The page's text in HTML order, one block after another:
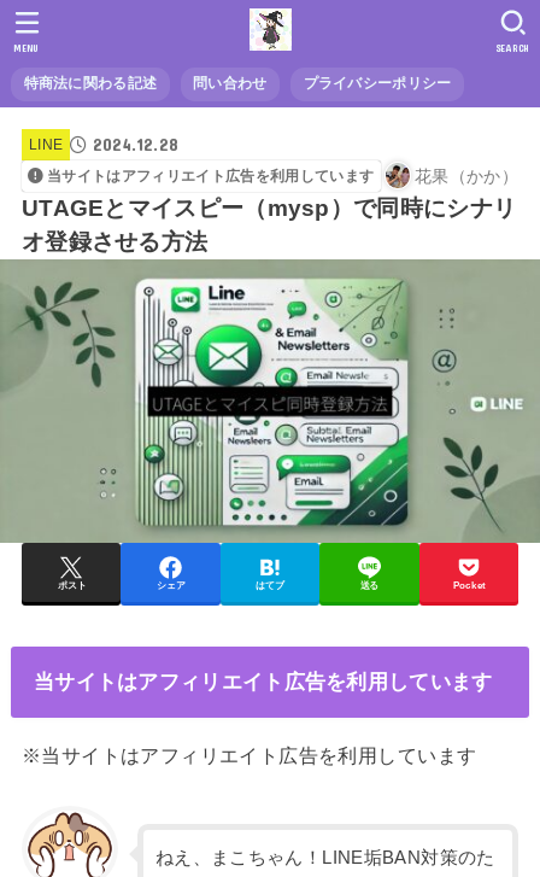
特商法に関わる記述 問い合わせ プライバシーポリシー
SEARCH
MENU
LINE 2024.12.28
当サイトはアフィリエイト広告を利用しています 花果（かか）
UTAGEとマイスピー（mysp）で同時にシナリ
オ登録させる方法
ポスト シェア はてブ 送る Pocket
当サイトはアフィリエイト広告を利用しています
※当サイトはアフィリエイト広告を利用しています
ねえ、まこちゃん！LINE垢BAN対策のた